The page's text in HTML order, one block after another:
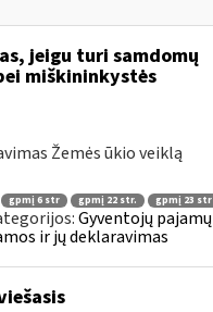
jeigu turi samdomų
miškininkystės
Žemės ūkio veiklą
gpmį 6 str gpmį 22 str.
gpmį 23 str
Gyventojų pajamų
ir jų deklaravimas